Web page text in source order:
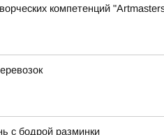
компетенций
с бодрой разминки